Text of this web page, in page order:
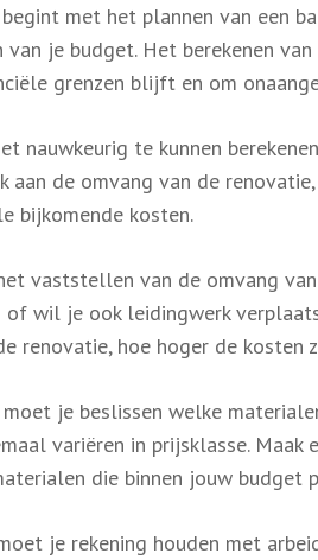
met het plannen van een
van je budget. Het berekenen
grenzen blijft en om
nauwkeurig te kunnen
aan de omvang van de
bijkomende kosten.
vaststellen van de omvang
of wil je ook leidingwerk
renovatie, hoe hoger de kosten
je beslissen welke
variëren in prijsklasse.
die binnen jouw budget
je rekening houden met